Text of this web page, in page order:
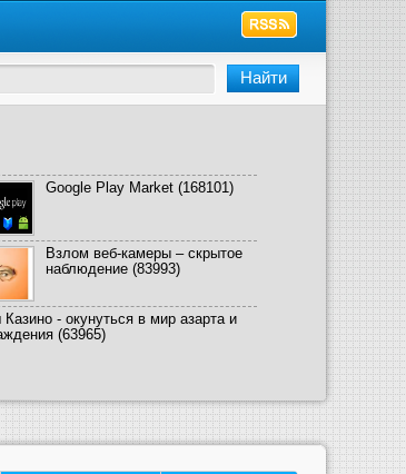
Google Play Market (168101)
Взлом веб-камеры – скрытое
наблюдение (83993)
- окунуться в мир азарта и
(63965)